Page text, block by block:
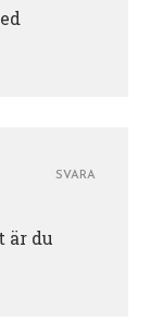
är du
SVARA